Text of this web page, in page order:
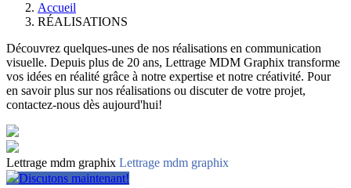
Accueil
RÉALISATIONS
Découvrez quelques-unes de nos réalisations en communication
visuelle. Depuis plus de 20 ans, Lettrage MDM Graphix transforme
vos idées en réalité grâce à notre expertise et notre créativité. Pour
en savoir plus sur nos réalisations ou discuter de votre projet,
contactez-nous dès aujourd'hui!
Lettrage mdm graphix Lettrage mdm graphix
Discutons maintenant!